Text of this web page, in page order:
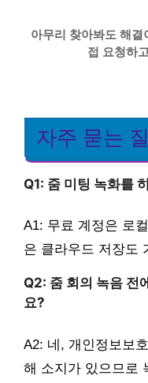
아무리 찾아봐도 해결
접 요청하
자주 묻는
Q1: 줌 미팅 녹화를
A1: 무료 계정은 로
은 클라우드 저장도
Q2: 줌 회의 녹음 전
요?
A2: 네, 개인정보보
해 소지가 있으므로